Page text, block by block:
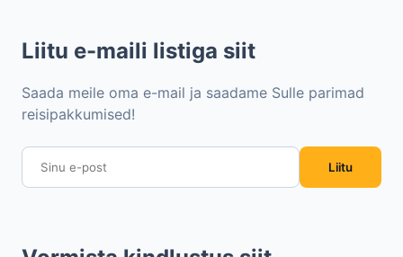
Liitu e-maili listiga siit
Saada meile oma e-mail ja saadame Sulle parimad
reisipakkumised!
Liitu